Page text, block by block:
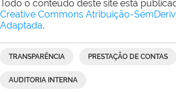
Todo o conteúdo deste site está
Creative Commons Atribuição-
Adaptada.
TRANSPARÊNCIA PRESTAÇÃO DE CONTAS
AUDITORIA INTERNA